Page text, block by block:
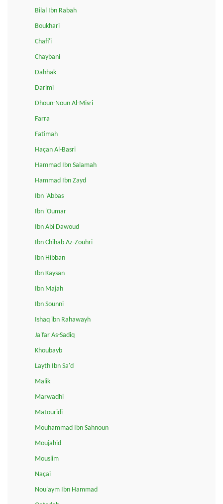
Bilal Ibn Rabah
Boukhari
Chafi'i
Chaybani
Dahhak
Darimi
Dhoun-Noun Al-Misri
Farra
Fatimah
Haçan Al-Basri
Hammad Ibn Salamah
Hammad Ibn Zayd
Ibn 'Abbas
Ibn 'Oumar
Ibn Abi Dawoud
Ibn Chihab Az-Zouhri
Ibn Hibban
Ibn Kaysan
Ibn Majah
Ibn Sounni
Ishaq ibn Rahawayh
Ja'far As-Sadiq
Khoubayb
Layth Ibn Sa'd
Malik
Marwadhi
Matouridi
Mouhammad Ibn Sahnoun
Moujahid
Mouslim
Naçai
Nou'aym Ibn Hammad